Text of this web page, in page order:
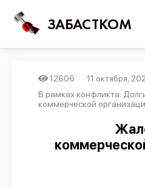
ЗАБАСТКОМ
12606
11 октября,
В рамках конфликта:
коммерческой